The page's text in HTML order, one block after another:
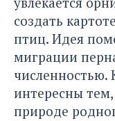
создать
птиц. Идея
миграции
численностью.
интересны
природе